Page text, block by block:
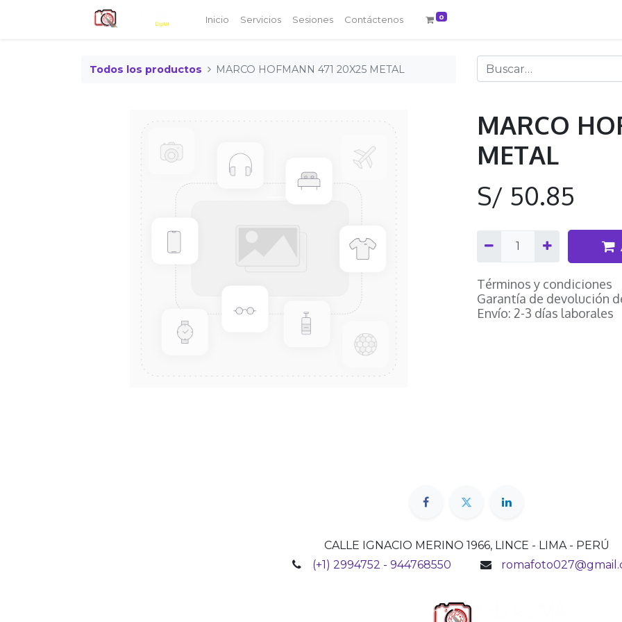
Inicio Servicios Sesiones Contáctenos 0
Todos los productos MARCO HOFMANN 471 20X25 METAL
MARCO
METAL
S/ 50.85
Términos y condiciones
Garantía de devolución
Envío: 2-3 días laborales
CALLE IGNACIO MERINO 1966, LINCE - LIMA - PERÚ
(+1) 2994752 - 944768550